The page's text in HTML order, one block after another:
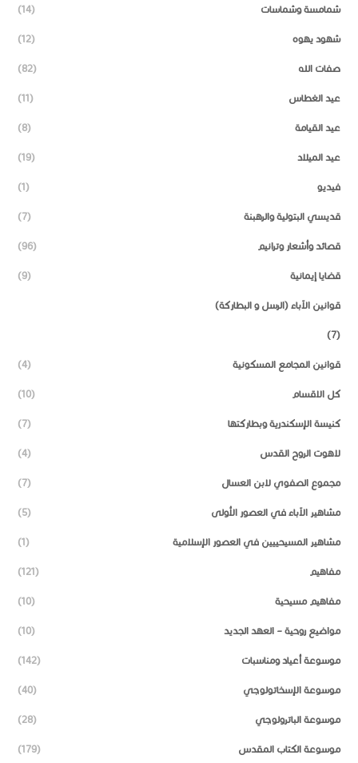
شمامسة وشماسات (14)
شهود يهوه (12)
صفات الله (82)
عيد الغطاس (11)
عيد القيامة (8)
عيد الميلاد (19)
فيديو (1)
قديسي البتولية والرهبنة (7)
قصائد وأشعار وترانيم (96)
قضايا إيمانية (9)
قوانين الآباء (الرسل و البطاركة)
(7)
قوانين المجامع المسكونية (4)
كل الاقسام (10)
كنيسة الإسكندرية وبطاركتها (7)
لاهوت الروح القدس (4)
مجموع الصفوي لابن العسال (7)
مشاهير الآباء في العصور الأولى (5)
مشاهير المسيحييين في العصور الإسلامية (1)
مفاهيم (121)
مفاهيم مسيحية (10)
مواضيع روحية – العهد الجديد (10)
موسوعة أعياد ومناسبات (142)
موسوعة الإسخاتولوجي (40)
موسوعة الباترولوجي (28)
موسوعة الكتاب المقدس (179)